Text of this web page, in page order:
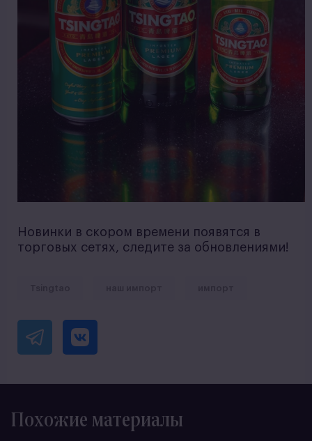
Новинки в скором времени появятся в
торговых сетях, следите за обновлениями!
Похожие материалы